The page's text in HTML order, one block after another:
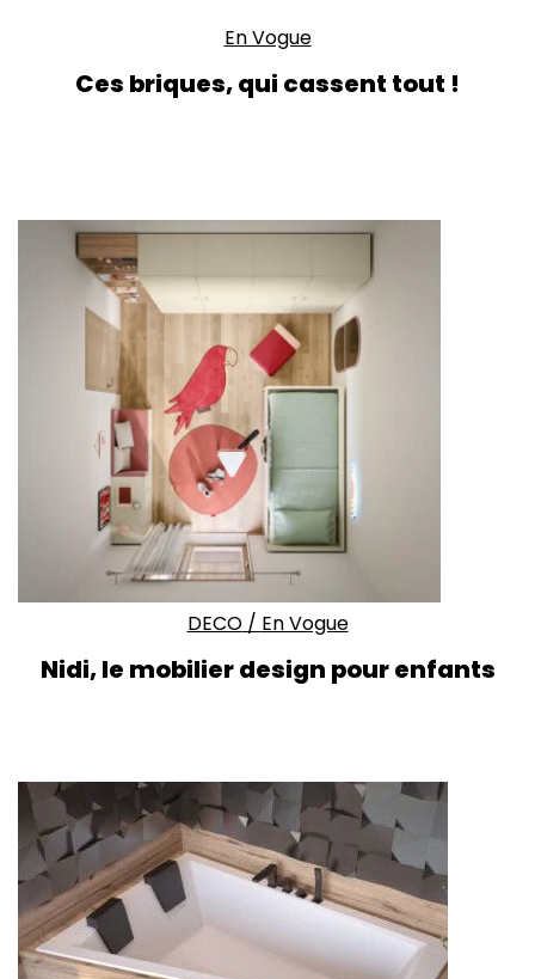
En Vogue
Ces briques, qui cassent tout !
DECO/ En Vogue
Nidi, le mobilier design pour enfants